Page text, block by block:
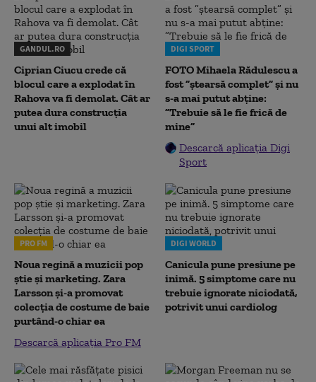
GANDUL.RO
Ciprian Ciucu crede că
blocul care a explodat în
Rahova va fi demolat. Cât ar
putea dura construcția
unui alt imobil
DIGI SPORT
FOTO Mihaela Rădulescu a
fost ”ștearsă complet” și nu
s-a mai putut abține:
”Trebuie să le fie frică de
mine”
Descarcă aplicația Digi
Sport
PRO FM
Noua regină a muzicii pop
știe și marketing. Zara
Larsson și-a promovat
colecția de costume de baie
purtând-o chiar ea
Descarcă aplicația Pro FM
DIGI WORLD
Canicula pune presiune pe
inimă. 5 simptome care nu
trebuie ignorate niciodată,
potrivit unui cardiolog